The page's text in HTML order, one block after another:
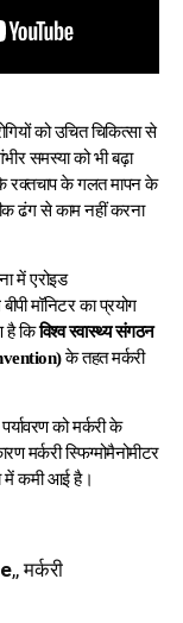
को उचित चिकित्सा से
समस्या को भी बढ़ा
रक्तचाप के गलत मापन के
ढंग से काम नहीं करना
में एरोइड
मॉनिटर का प्रयोग
है किविश्व स्वास्थ्य संगठन
के तहत मर्करी
को मर्करी के
मर्करी स्फिग्मोमैनोमीटर
में कमी आई है।
,, मर्करी